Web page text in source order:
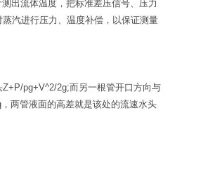
出流体温度，把标准差压信号、压力
汽进行压力、温度补偿，以保证测量
pg+V^2/2g;而另一根管开口方向与
两管液面的高差就是该处的流速水头